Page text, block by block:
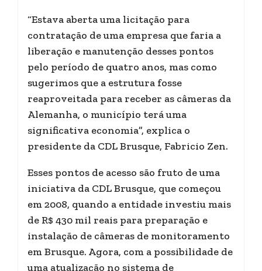
“Estava aberta uma licitação para
contratação de uma empresa que faria a
liberação e manutenção desses pontos
pelo período de quatro anos, mas como
sugerimos que a estrutura fosse
reaproveitada para receber as câmeras da
Alemanha, o município terá uma
significativa economia”, explica o
presidente da CDL Brusque, Fabricio Zen.
Esses pontos de acesso são fruto de uma
iniciativa da CDL Brusque, que começou
em 2008, quando a entidade investiu mais
de R$ 430 mil reais para preparação e
instalação de câmeras de monitoramento
em Brusque. Agora, com a possibilidade de
uma atualização no sistema de